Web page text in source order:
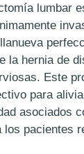
lumbar
la hernia de
Este
para
asociados
los pacientes